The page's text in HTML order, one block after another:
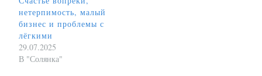
нетерпимость, малый
бизнес и проблемы с
лёгкими
29.07.2025
В "Солянка"